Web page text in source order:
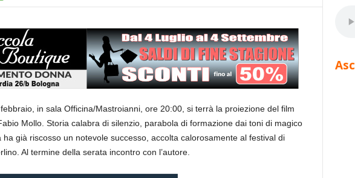
in sala Officina/Mastroianni, ore 20:00, si terrà la proiezione del film
Mollo. Storia calabra di silenzio, parabola di formazione dai toni di magico
ha già riscosso un notevole successo, accolta calorosamente al festival di
Al termine della serata incontro con l’autore.